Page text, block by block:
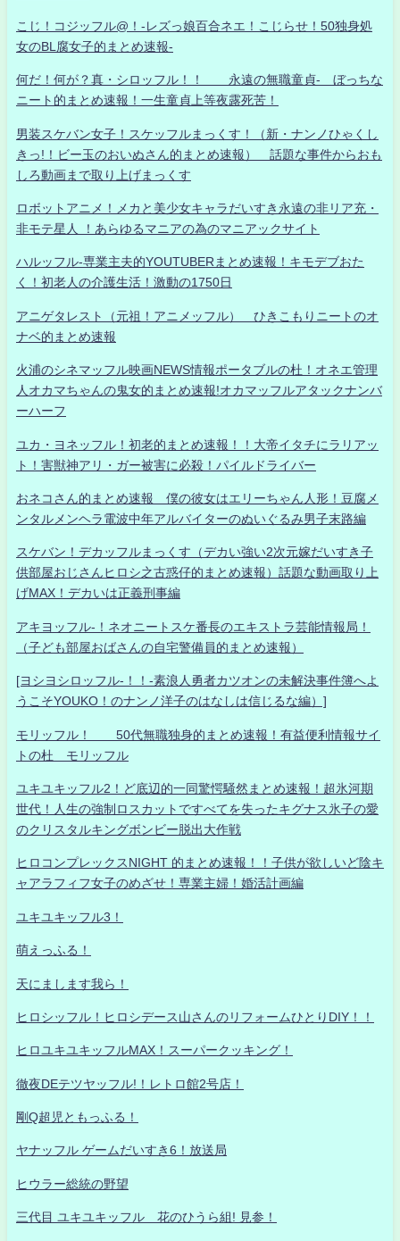
こじ！コジッフル@！-レズっ娘百合ネエ！こじらせ！50独身処
女のBL腐女子的まとめ速報-
何だ！何が？真・シロッフル！！ 永遠の無職童貞- ぼっちな
ニート的まとめ速報！一生童貞上等夜露死苦！
男装スケバン女子！スケッフルまっくす！（新・ナンノひゃくし
きっ!！ビー玉のおいぬさん的まとめ速報） 話題な事件からおも
しろ動画まで取り上げまっくす
ロボットアニメ！メカと美少女キャラだいすき永遠の非リア充・
非モテ星人 ！あらゆるマニアの為のマニアックサイト
ハルッフル-専業主夫的YOUTUBERまとめ速報！キモデブおた
く！初老人の介護生活！激動の1750日
アニゲタレスト（元祖！アニメッフル） ひきこもりニートのオ
ナベ的まとめ速報
火浦のシネマッフル映画NEWS情報ポータブルの杜！オネエ管理
人オカマちゃんの鬼女的まとめ速報!オカマッフルアタックナンバ
ーハーフ
ユカ・ヨネッフル！初老的まとめ速報！！大帝イタチにラリアッ
ト！害獣神アリ・ガー被害に必殺！パイルドライバー
おネコさん的まとめ速報 僕の彼女はエリーちゃん人形！豆腐メ
ンタルメンヘラ電波中年アルバイターのぬいぐるみ男子末路編
スケバン！デカッフルまっくす（デカい強い2次元嫁だいすき子
供部屋おじさんヒロシ之古惑仔的まとめ速報）話題な動画取り上
げMAX！デカいは正義刑事編
アキヨッフル-！ネオニートスケ番長のエキストラ芸能情報局！
（子ども部屋おばさんの自宅警備員的まとめ速報）
[ヨシヨシロッフル-！！-素浪人勇者カツオンの未解決事件簿へよ
うこそYOUKO！のナンノ洋子のはなしは信じるな編）]
モリッフル！ 50代無職独身的まとめ速報！有益便利情報サイ
トの杜 モリッフル
ユキユキッフル2！ど底辺的一同驚愕騒然まとめ速報！超氷河期
世代！人生の強制ロスカットですべてを失ったキグナス氷子の愛
のクリスタルキングボンビー脱出大作戦
ヒロコンプレックスNIGHT 的まとめ速報！！子供が欲しいど陰キ
ャアラフィフ女子のめざせ！専業主婦！婚活計画編
ユキユキッフル3！
萌えっふる！
天にまします我ら！
ヒロシッフル！ヒロシデース山さんのリフォームひとりDIY！！
ヒロユキユキッフルMAX！スーパークッキング！
徹夜DEテツヤッフル!！レトロ館2号店！
剛Q超児ともっふる！
ヤナッフル ゲームだいすき6！放送局
ヒウラー総統の野望
三代目 ユキユキッフル 花のひうら組! 見参！